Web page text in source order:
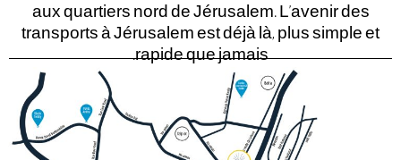
aux quartiers nord de Jérusalem. L’avenir des
transports à Jérusalem est déjà là, plus simple et
rapide que jamais.